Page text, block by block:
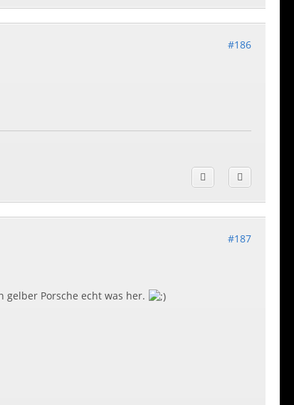
#186
#187
Porsche echt was her.